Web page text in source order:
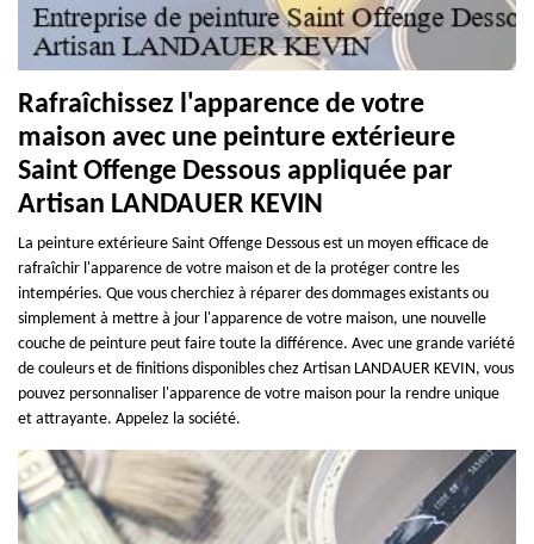
Rafraîchissez l'apparence de votre
maison avec une peinture extérieure
Saint Offenge Dessous appliquée par
Artisan LANDAUER KEVIN
La peinture extérieure Saint Offenge Dessous est un moyen efficace de
rafraîchir l'apparence de votre maison et de la protéger contre les
intempéries. Que vous cherchiez à réparer des dommages existants ou
simplement à mettre à jour l'apparence de votre maison, une nouvelle
couche de peinture peut faire toute la différence. Avec une grande variété
de couleurs et de finitions disponibles chez Artisan LANDAUER KEVIN, vous
pouvez personnaliser l'apparence de votre maison pour la rendre unique
et attrayante. Appelez la société.